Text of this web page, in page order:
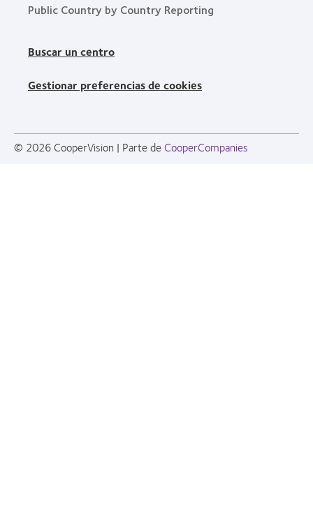
Public Country by Country Reporting
Buscar un centro
Gestionar preferencias de cookies
© 2026 CooperVision | Parte de CooperCompanies